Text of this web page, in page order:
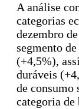
A análise
categorias
dezembro
segmento
(+4,5%),
duráveis
de consumo
categoria de